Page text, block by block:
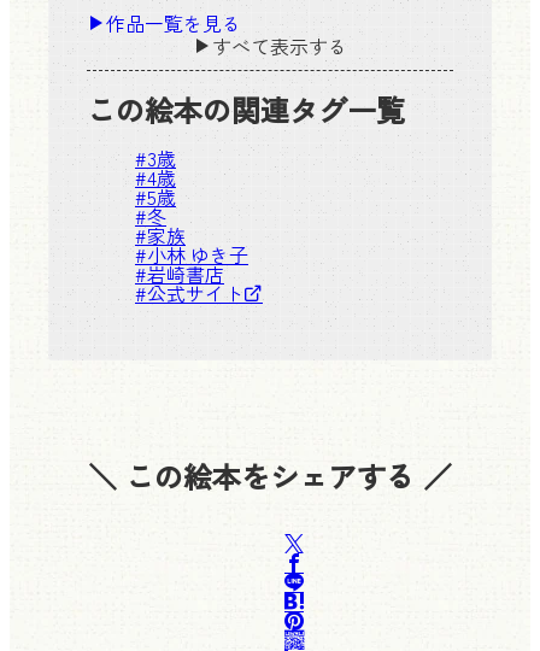
作品一覧を見る
すべて表示する
この絵本の関連タグ一覧
#3歳
#4歳
#5歳
#冬
#家族
#小林 ゆき子
#岩崎書店
#公式サイト
＼ この絵本をシェアする ／